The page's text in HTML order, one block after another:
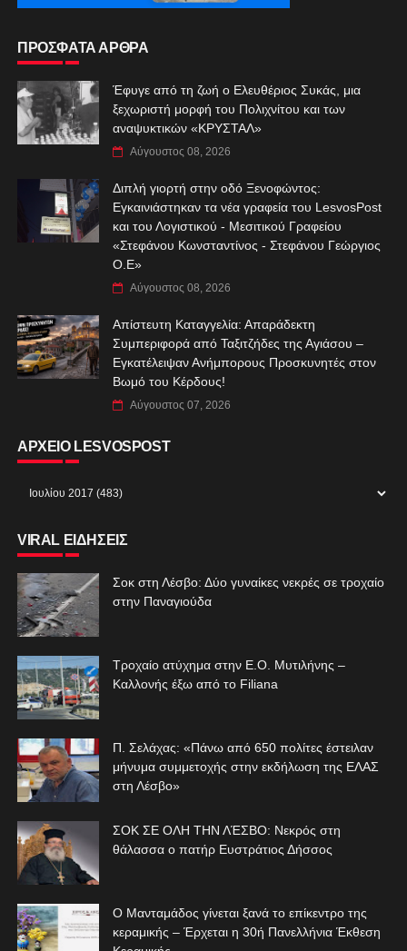
ΠΡΟΣΦΑΤΑ ΑΡΘΡΑ
Έφυγε από τη ζωή ο Ελευθέριος Συκάς, μια
ξεχωριστή μορφή του Πολιχνίτου και των
αναψυκτικών «ΚΡΥΣΤΑΛ»
Αύγουστος 08, 2026
Διπλή γιορτή στην οδό Ξενοφώντος:
Εγκαινιάστηκαν τα νέα γραφεία του LesvosPost
και του Λογιστικού - Μεσιτικού Γραφείου
«Στεφάνου Κωνσταντίνος - Στεφάνου Γεώργιος
Ο.Ε»
Αύγουστος 08, 2026
Απίστευτη Καταγγελία: Απαράδεκτη
Συμπεριφορά από Ταξιτζήδες της Αγιάσου –
Εγκατέλειψαν Ανήμπορους Προσκυνητές στον
Βωμό του Κέρδους!
Αύγουστος 07, 2026
ΑΡΧΕΙΟ LESVOSPOST
VIRAL ΕΙΔΗΣΕΙΣ
Σοκ στη Λέσβο: Δύο γυναίκες νεκρές σε τροχαίο
στην Παναγιούδα
Τροχαίο ατύχημα στην Ε.Ο. Μυτιλήνης –
Καλλονής έξω από το Filiana
Π. Σελάχας: «Πάνω από 650 πολίτες έστειλαν
μήνυμα συμμετοχής στην εκδήλωση της ΕΛΑΣ
στη Λέσβο»
ΣΟΚ ΣΕ ΟΛΗ ΤΗΝ ΛΈΣΒΟ: Νεκρός στη
θάλασσα ο πατήρ Ευστράτιος Δήσσος
Ο Μανταμάδος γίνεται ξανά το επίκεντρο της
κεραμικής – Έρχεται η 30ή Πανελλήνια Έκθεση